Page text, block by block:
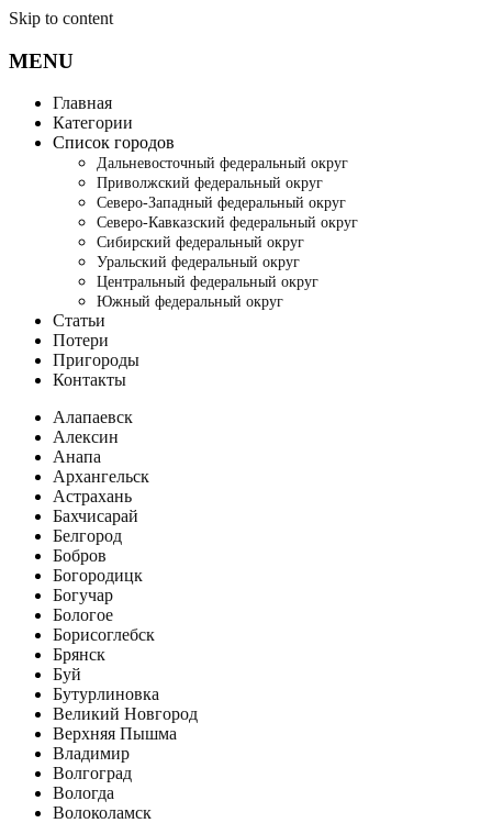
Skip to content
MENU
Главная
Категории
Список городов
Дальневосточный федеральный округ
Приволжский федеральный округ
Северо-Западный федеральный округ
Северо-Кавказский федеральный округ
Сибирский федеральный округ
Уральский федеральный округ
Центральный федеральный округ
Южный федеральный округ
Статьи
Потери
Пригороды
Контакты
Алапаевск
Алексин
Анапа
Архангельск
Астрахань
Бахчисарай
Белгород
Бобров
Богородицк
Богучар
Бологое
Борисоглебск
Брянск
Буй
Бутурлиновка
Великий Новгород
Верхняя Пышма
Владимир
Волгоград
Вологда
Волоколамск